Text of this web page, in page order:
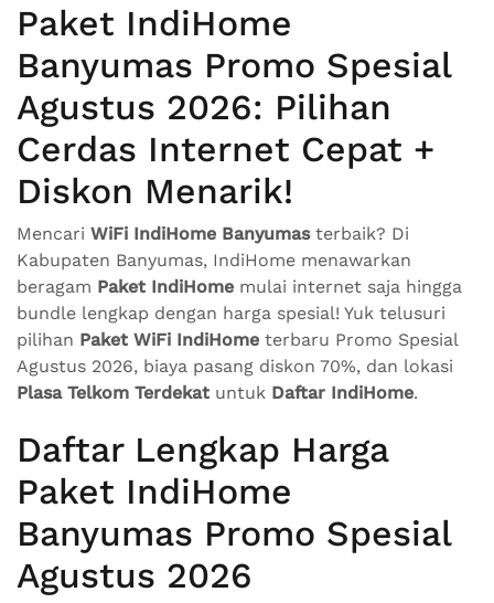
Paket IndiHome
Banyumas Promo Spesial
Agustus 2026: Pilihan
Cerdas Internet Cepat +
Diskon Menarik!
Mencari WiFi IndiHome Banyumasterbaik? Di
Kabupaten Banyumas, IndiHome menawarkan
beragam Paket IndiHome mulai internet saja hingga
bundle lengkap dengan harga spesial! Yuk telusuri
pilihan Paket WiFi IndiHome terbaru Promo Spesial
Agustus 2026, biaya pasang diskon 70%, dan lokasi
Plasa Telkom Terdekat untuk Daftar IndiHome.
Daftar Lengkap Harga
Paket IndiHome
Banyumas Promo Spesial
Agustus 2026